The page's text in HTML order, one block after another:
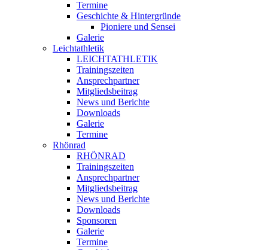
Termine
Geschichte & Hintergründe
Pioniere und Sensei
Galerie
Leichtathletik
LEICHTATHLETIK
Trainingszeiten
Ansprechpartner
Mitgliedsbeitrag
News und Berichte
Downloads
Galerie
Termine
Rhönrad
RHÖNRAD
Trainingszeiten
Ansprechpartner
Mitgliedsbeitrag
News und Berichte
Downloads
Sponsoren
Galerie
Termine